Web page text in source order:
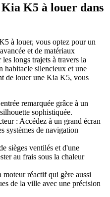
K5 à louer dans
à louer, vous optez pour un
et de matériaux
longs trajets à travers la
habitacle silencieux et une
de louer une Kia K5, vous
remarquée grâce à un
sophistiquée.
: Accédez à un grand écran
systèmes de navigation
sièges ventilés et d'une
au frais sous la chaleur
réactif qui gère aussi
de la ville avec une précision